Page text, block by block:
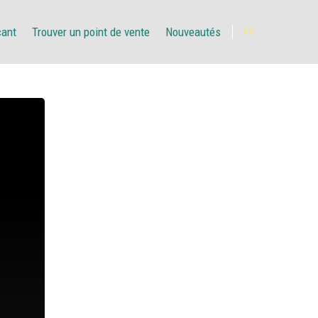
Trouver un point de vente Nouveautés FR